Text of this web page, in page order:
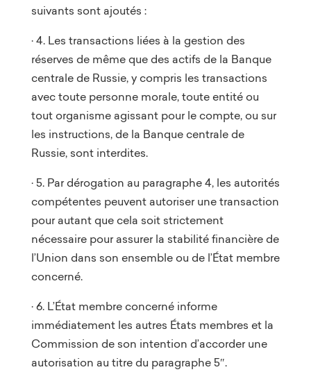
suivants sont ajoutés :
· 4. Les transactions liées à la gestion des
réserves de même que des actifs de la Banque
centrale de Russie, y compris les transactions
avec toute personne morale, toute entité ou
tout organisme agissant pour le compte, ou sur
les instructions, de la Banque centrale de
Russie, sont interdites.
· 5. Par dérogation au paragraphe 4, les autorités
compétentes peuvent autoriser une transaction
pour autant que cela soit strictement
nécessaire pour assurer la stabilité financière de
l’Union dans son ensemble ou de l’État membre
concerné.
· 6. L’État membre concerné informe
immédiatement les autres États membres et la
Commission de son intention d’accorder une
autorisation au titre du paragraphe 5″.